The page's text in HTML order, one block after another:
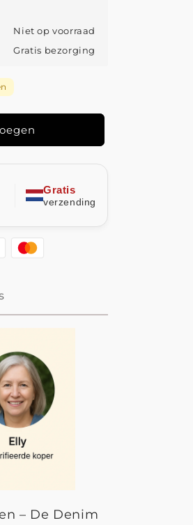
Niet op voorraad
Gratis bezorging
Gratis
verzending
– De Denim